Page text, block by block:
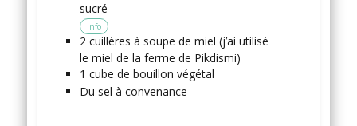
sucré
Info
2 cuillères à soupe de miel (j’ai utilisé
le miel de la ferme de Pikdismi)
1 cube de bouillon végétal
Du sel à convenance